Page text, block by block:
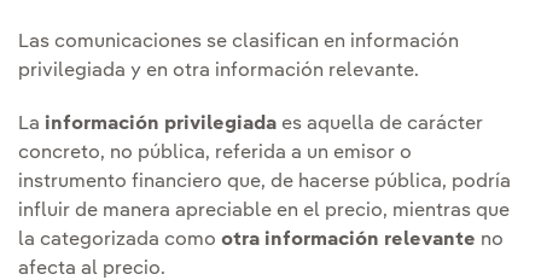
Las comunicaciones se clasifican en información
privilegiada y en otra información relevante.
La información privilegiada es aquella de carácter
concreto, no pública, referida a un emisor o
instrumento financiero que, de hacerse pública, podría
influir de manera apreciable en el precio, mientras que
la categorizada como otra información relevante no
afecta al precio.